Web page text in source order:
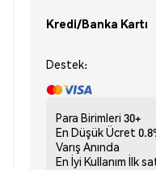
Kredi/Banka Kartı
Destek:
Para Birimleri 30+
En Düşük Ücret
Varış Anında
En İyi Kullanım İlk